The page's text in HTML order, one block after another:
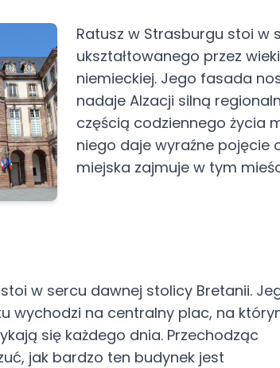
Ratusz w Strasburgu stoi w
ukształtowanego przez
niemieckiej. Jego fasada
nadaje Alzacji silną
częścią codziennego życia
niego daje wyraźne pojęcie
miejska zajmuje w tym
w sercu dawnej stolicy Bretanii.
wychodzi na centralny plac, na
się każdego dnia. Przechodząc
jak bardzo ten budynek jest